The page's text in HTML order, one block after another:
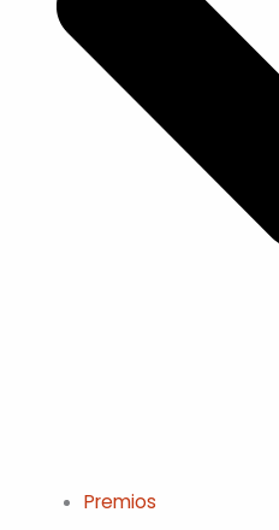
Premios